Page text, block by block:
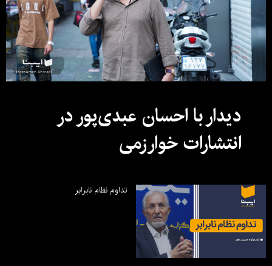
دیدار با احسان عبدی‌پور در
انتشارات خوارزمی
تداوم نظام نابرابر